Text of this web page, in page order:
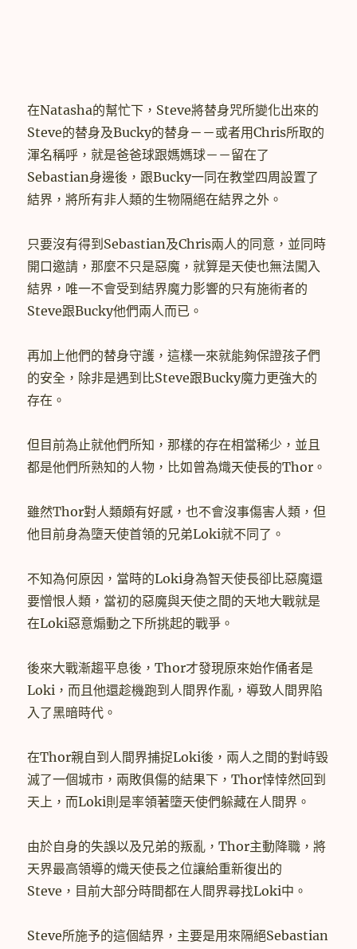
在Natasha的幫忙下，Steve將替身咒所變化出來的
Steve的替身及Bucky的替身－－或者用Chris所取的
渾名稱呼，就是爸爸球跟媽媽球－－留在了
Sebastian身邊後，跟Bucky一同在教堂四周設置了
結界，將所有非人類的生物隔絕在結界之外。
只要沒有得到Sebastian及Chris兩人的同意，並同時
開口邀請，那麼不只是惡魔，就算是天使也無法闖入
結界，唯一不會受到結界魔力影響的只有施術者的
Steve跟Bucky他們兩人而已。
再加上他們的替身守護，這樣一來就能夠保證孩子們
的安全，除非是遇到比Steve跟Bucky魔力更強大的
存在。
但目前為止就他們所知，那樣的存在相當稀少，並且
都是他們所熟知的人物，比如曾為熾天使長的Thor。
雖然Thor對人類頗有好感，也不會沒事傷害人類，但
他目前身為墮天使首領的兄弟Loki就不同了。
不知為何原因，當時的Loki身為智天使長卻比惡魔還
要憎恨人類，當初的惡魔與天使之間的天地大戰就是
在Loki惡意煽動之下所挑起的戰爭。
後來大戰漸趨平息後，Thor才發現原來始作俑者是
Loki，而且他還趁機跑到人間界作亂，導致人間界陷
入了黑暗時代。
在Thor親自到人間界捕捉Loki後，兩人之間的對峙毀
滅了一個城市，兩敗俱傷的結果下，Thor悻悻然回到
天上，而Loki則是率領著墮天使們躲藏在人間界。
由於自身的失誤以及兄弟的叛亂，Thor主動降職，將
天界最高領導的熾天使長之位讓給重新復出的
Steve，目前大部分時間都在人間界尋找Loki中。
Steve所施予的這個結界，主要是用來隔絕Sebastian